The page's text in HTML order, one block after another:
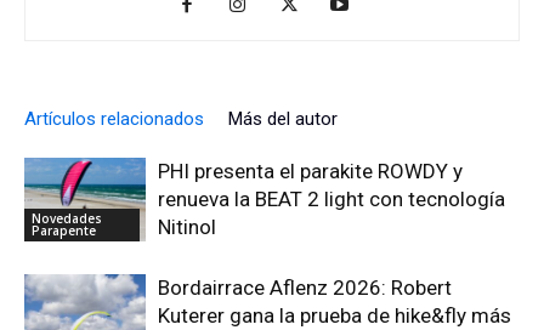
Artículos relacionados Más del autor
Novedades
Parapente
PHI presenta el parakite ROWDY y
renueva la BEAT 2 light con tecnología
Nitinol
Bordairrace Aflenz 2026: Robert
Kuterer gana la prueba de hike&fly más